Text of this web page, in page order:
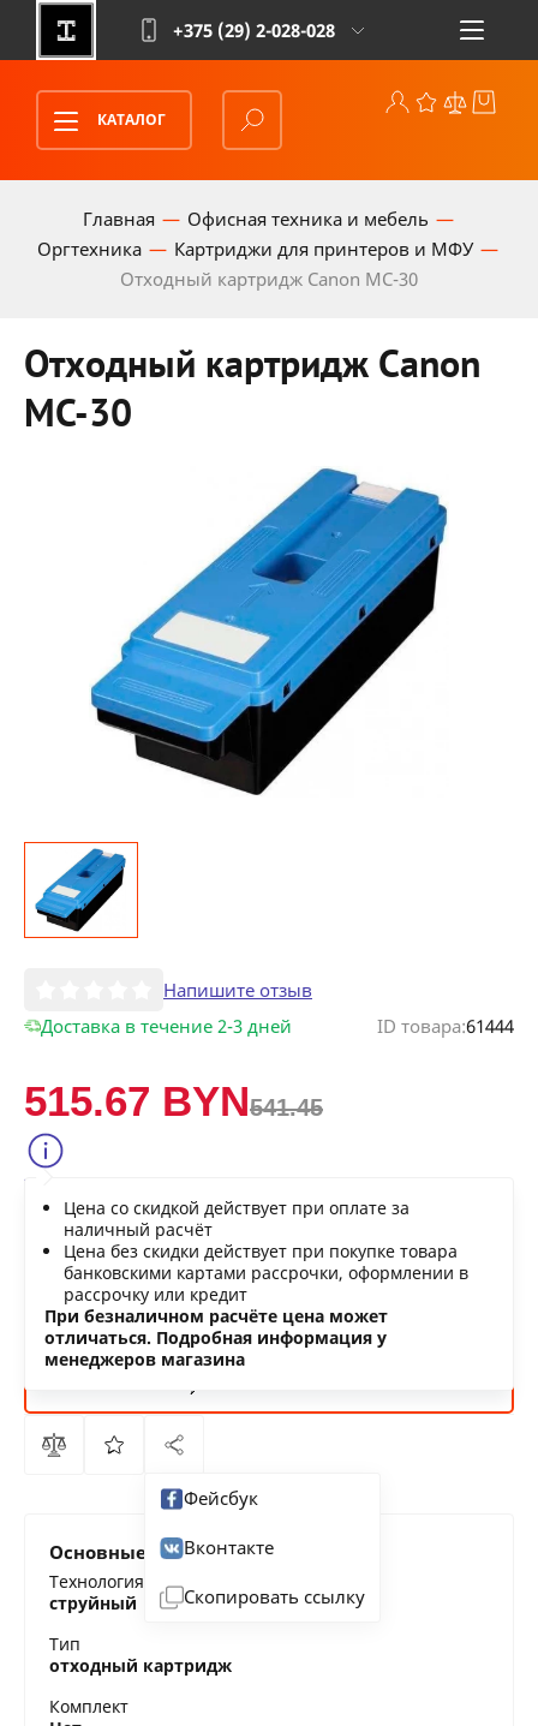
+375 (29) 2-028-028
КАТАЛОГ
Главная
Офисная техника и мебель
Оргтехника
Картриджи для принтеров и МФУ
Отходный картридж Canon MC-30
Отходный картридж Canon
MC-30
Напишите отзыв
Доставка в течение 2-3 дней
ID товара:61444
515.67 BYN541.45
Цена со скидкой действует при оплате за
наличный расчёт
Цена без скидки действует при покупке товара
банковскими картами рассрочки, оформлении в
рассрочку или кредит
При безналичном расчёте цена может
отличаться. Подробная информация у
менеджеров магазина
Нашли дешевле?
Фейсбук
Вконтакте
Скопировать ссылку
Основные характеристики
Технология печати
струйный
Тип
отходный картридж
Комплект